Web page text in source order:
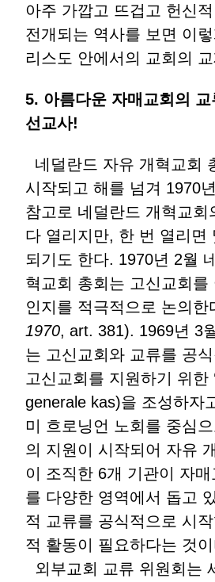
아주 가깝고 뜨겁고 헌신
전개되는 역사를 보면 이
리스도 안에서의 교회의
5. 아름다운 자매교회의 교
선교사!
네덜란드 자유 개혁교회
시작되고 해를 넘겨 1970
참고로 네덜란드 개혁교회
다 열리지만, 한 번 열리면
되기도 한다. 1970년 2월
혁교회 총회는 고신교회를
인지를 적극적으로 논의한
1970, art. 381). 1969년 3
는 고신교회와 교류를 공
고신교회를 지원하기 위한
generale kas)을 조성하자
미 흐로닝언 노회를 중심
의 지원이 시작되어 자유
이 조직한 6개 기관이 자
를 다양한 영역에서 돕고
적 교류를 공식적으로 시
적 활동이 필요하다는 것
외부교회 교류 위원회는